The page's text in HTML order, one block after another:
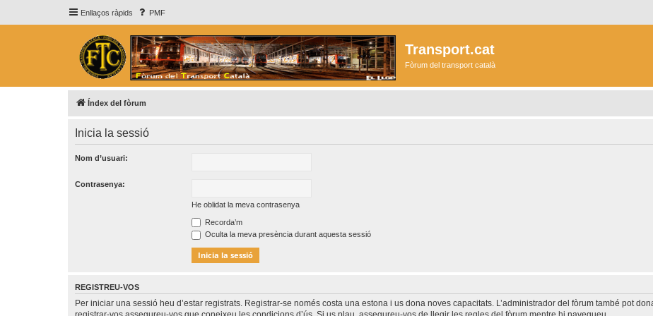
Enllaços ràpids PMF
Transport.cat
Fòrum del transport català
Índex del fòrum
Inicia la sessió
Nom d’usuari:
Contrasenya:
He oblidat la meva contrasenya
Recorda’m
Oculta la meva presència durant aquesta sessió
REGISTREU-VOS
Per iniciar una sessió heu d’estar registrats. Registrar-se només costa una estona i us dona noves capacitats. L’administrador del fòrum també pot